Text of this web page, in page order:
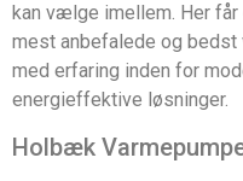
kan vælge imellem. Her
mest anbefalede og bedst
med erfaring inden for
energieffektive løsninger.
Holbæk